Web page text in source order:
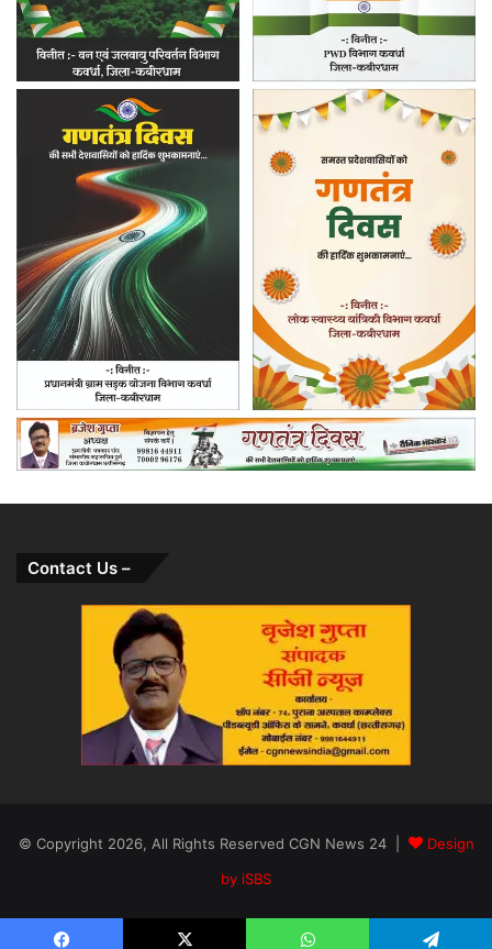
Contact Us –
© Copyright 2026, All Rights Reserved CGN News 24 |
Design
by iSBS